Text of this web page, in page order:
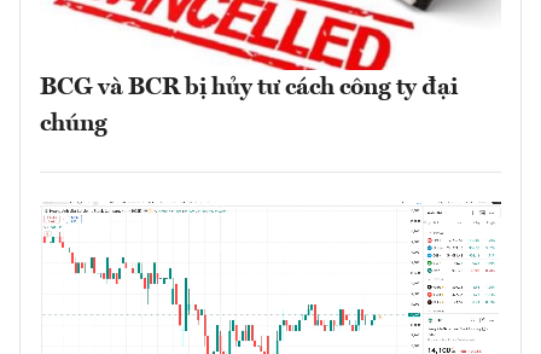
BCG và BCR bị hủy tư cách công ty đại
chúng